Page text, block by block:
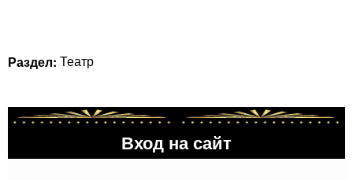
Раздел: Театр
Вход на сайт